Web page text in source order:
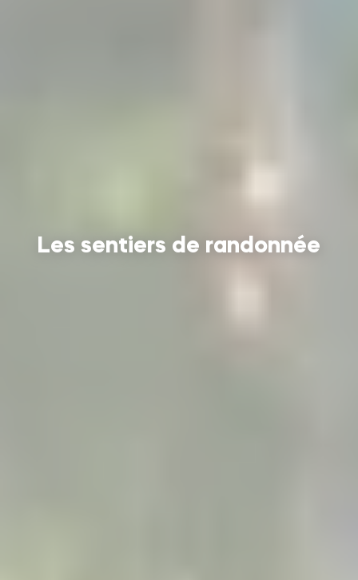
Les sentiers de randonnée